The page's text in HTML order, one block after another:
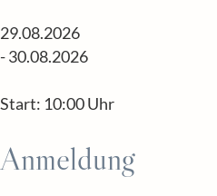
29.08.2026
- 30.08.2026
Start: 10:00 Uhr
Anmeldung